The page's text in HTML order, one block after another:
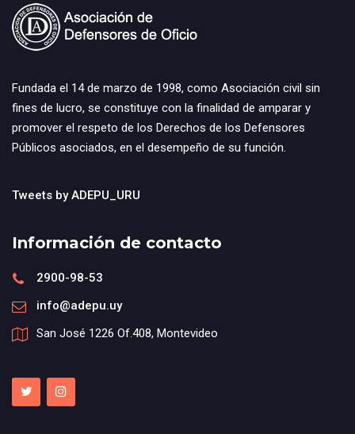
Fundada el 14 de marzo de 1998, como Asociación civil sin
fines de lucro, se constituye con la finalidad de amparar y
promover el respeto de los Derechos de los Defensores
Públicos asociados, en el desempeño de su función.
Tweets by ADEPU_URU
Información de contacto
2900-98-53
info@adepu.uy
San José 1226 Of.408, Montevideo